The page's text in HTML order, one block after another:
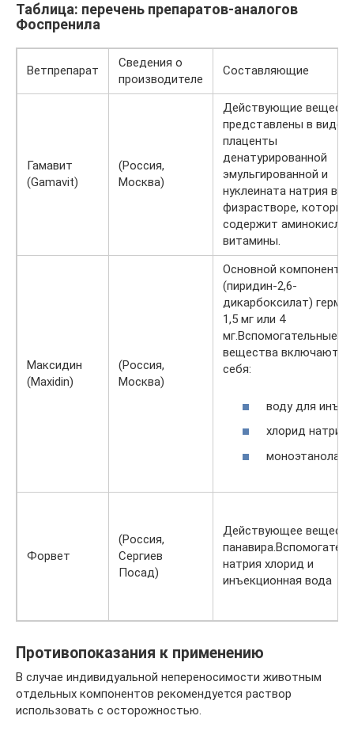
Таблица: перечень препаратов-аналогов
Фоспренила
Ветпрепарат
Сведения о
производителе
Составляющие
Гамавит
(Gamavit)
(Россия,
Москва)
Действующие
представлены в виде
плаценты
денатурированной
эмульгированной и
нуклеината натрия в
физрастворе, который
содержит
витамины.
Максидин
(Maxidin)
(Россия,
Москва)
Основной компонент
(пиридин-2,6-
дикарбоксилат)
1,5 мг или 4
мг.Вспомогательные
вещества включают в
себя:
воду для
хлорид натрия;
Форвет
(Россия,
Сергиев
Посад)
Действующее
натрия хлорид и
инъекционная вода
Противопоказания к применению
В случае индивидуальной непереносимости животным
отдельных компонентов рекомендуется раствор
использовать с осторожностью.